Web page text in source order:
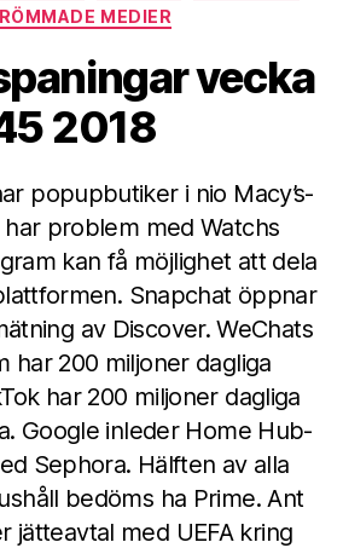
MEDIER
vecka
2018
popupbutiker i nio Macy’s-
problem med Watchs
kan få möjlighet att dela
Snapchat öppnar
av Discover. WeChats
har 200 miljoner dagliga
har 200 miljoner dagliga
Google inleder Home Hub-
Sephora. Hälften av alla
bedöms ha Prime. Ant
jätteavtal med UEFA kring